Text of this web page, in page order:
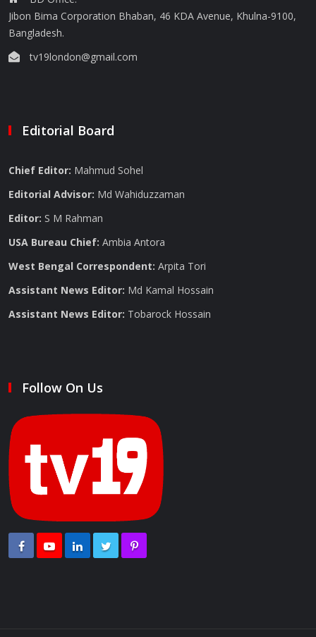
Jibon Bima Corporation Bhaban, 46 KDA Avenue, Khulna-9100,
Bangladesh.
tv19london@gmail.com
Editorial Board
Chief Editor: Mahmud Sohel
Editorial Advisor: Md Wahiduzzaman
Editor: S M Rahman
USA Bureau Chief: Ambia Antora
West Bengal Correspondent: Arpita Tori
Assistant News Editor: Md Kamal Hossain
Assistant News Editor: Tobarock Hossain
Follow On Us